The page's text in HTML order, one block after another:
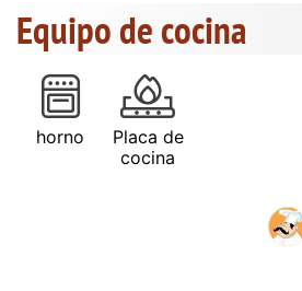
Equipo de cocina
horno
Placa de
cocina